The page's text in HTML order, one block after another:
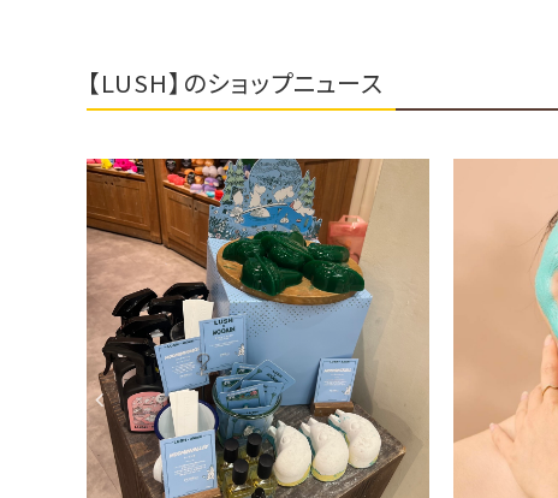
【LUSH】のショップニュース